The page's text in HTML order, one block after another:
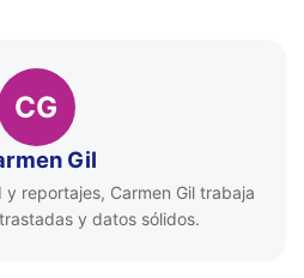
CG
Gil
reportajes, Carmen Gil trabaja
y datos sólidos.